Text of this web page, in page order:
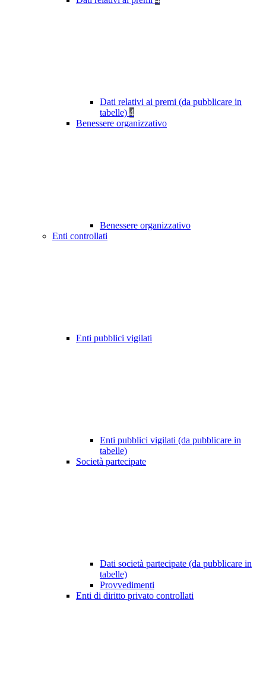
Dati relativi ai premi (da pubblicare in
tabelle) 4
Benessere organizzativo
Benessere organizzativo
Enti controllati
Enti pubblici vigilati
Enti pubblici vigilati (da pubblicare in
tabelle)
Società partecipate
Dati società partecipate (da pubblicare in
tabelle)
Provvedimenti
Enti di diritto privato controllati